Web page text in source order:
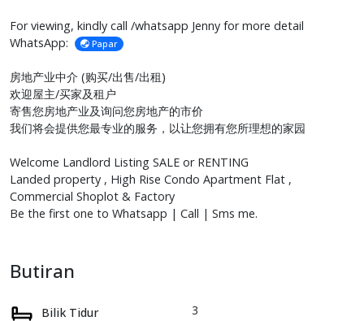
For viewing, kindly call /whatsapp Jenny for more detail
WhatsApp:
Papar
房地产业中介 (购买/出售/出租)
欢迎屋主/买家及租户
寄售您房地产业及询问您房地产的市价
我们将会提供您最专业的服务，以让您拥有您所理想的家园
Welcome Landlord Listing SALE or RENTING
Landed property , High Rise Condo Apartment Flat ,
Commercial Shoplot & Factory
Be the first one to Whatsapp | Call | Sms me.
Butiran
Bilik Tidur 3